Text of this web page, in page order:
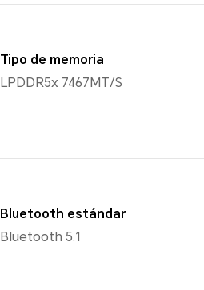
Tipo de memoria
LPDDR5x 7467MT/S
Bluetooth estándar
Bluetooth 5.1